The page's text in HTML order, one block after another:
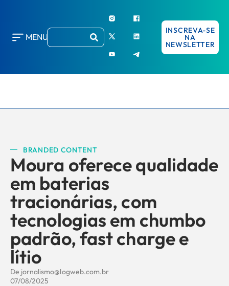
MENU
INSCREVA-SE
NA
NEWSLETTER
BRANDED CONTENT
Moura oferece qualidade
em baterias
tracionárias, com
tecnologias em chumbo
padrão, fast charge e
lítio
De jornalismo@logweb.com.br
07/08/2025